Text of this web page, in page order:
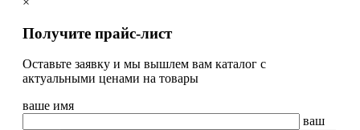
Получите прайс-лист
Оставьте заявку и мы вышлем вам каталог с
актуальными ценами на товары
ваше имя
ваш